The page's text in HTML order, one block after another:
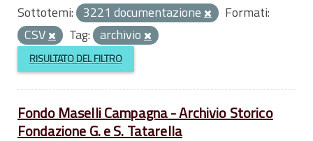
Sottotemi: 3221 documentazione
Formati:
CSV
Tag: archivio
RISULTATO DEL FILTRO
Fondo Maselli Campagna - Archivio Storico
Fondazione G. e S. Tatarella